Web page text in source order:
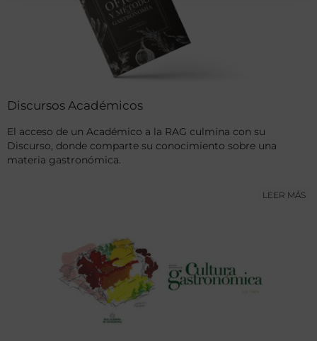
Discursos Académicos
El acceso de un Académico a la RAG culmina con su
Discurso, donde comparte su conocimiento sobre una
materia gastronómica.
LEER MÁS